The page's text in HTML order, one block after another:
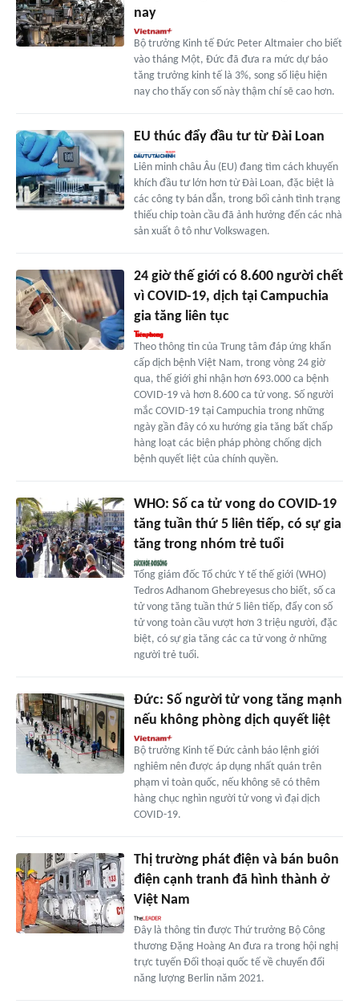
nay
Bộ trưởng Kinh tế Đức Peter Altmaier cho biết
vào tháng Một, Đức đã đưa ra mức dự báo
tăng trưởng kinh tế là 3%, song số liệu hiện
nay cho thấy con số này thậm chí sẽ cao hơn.
EU thúc đẩy đầu tư từ Đài Loan
Liên minh châu Âu (EU) đang tìm cách khuyến
khích đầu tư lớn hơn từ Đài Loan, đặc biệt là
các công ty bán dẫn, trong bối cảnh tình trạng
thiếu chip toàn cầu đã ảnh hưởng đến các nhà
sản xuất ô tô như Volkswagen.
24 giờ thế giới có 8.600 người chết
vì COVID-19, dịch tại Campuchia
gia tăng liên tục
Theo thông tin của Trung tâm đáp ứng khẩn
cấp dịch bệnh Việt Nam, trong vòng 24 giờ
qua, thế giới ghi nhận hơn 693.000 ca bệnh
COVID-19 và hơn 8.600 ca tử vong. Số người
mắc COVID-19 tại Campuchia trong những
ngày gần đây có xu hướng gia tăng bất chấp
hàng loạt các biện pháp phòng chống dịch
bệnh quyết liệt của chính quyền.
WHO: Số ca tử vong do COVID-19
tăng tuần thứ 5 liên tiếp, có sự gia
tăng trong nhóm trẻ tuổi
Tổng giám đốc Tổ chức Y tế thế giới (WHO)
Tedros Adhanom Ghebreyesus cho biết, số ca
tử vong tăng tuần thứ 5 liên tiếp, đẩy con số
tử vong toàn cầu vượt hơn 3 triệu người, đặc
biệt, có sự gia tăng các ca tử vong ở những
người trẻ tuổi.
Đức: Số người tử vong tăng mạnh
nếu không phòng dịch quyết liệt
Bộ trưởng Kinh tế Đức cảnh báo lệnh giới
nghiêm nên được áp dụng nhất quán trên
phạm vi toàn quốc, nếu không sẽ có thêm
hàng chục nghìn người tử vong vì đại dịch
COVID-19.
Thị trường phát điện và bán buôn
điện cạnh tranh đã hình thành ở
Việt Nam
Đây là thông tin được Thứ trưởng Bộ Công
thương Đặng Hoàng An đưa ra trong hội nghị
trực tuyến Đối thoại quốc tế về chuyển đổi
năng lượng Berlin năm 2021.